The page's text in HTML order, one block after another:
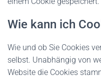
Wie kann ich
Wie und ob Sie Cookies
selbst. Unabhängig von
Website die Cookies